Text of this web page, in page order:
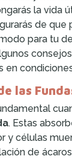
la vida
de que
para tu
en
las
. Estas
y células
de